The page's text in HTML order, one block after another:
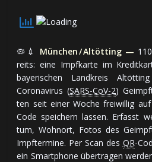
🦠💉 München / Altötting —
reits: ei­ne Impf­kar­te im
baye­ri­schen Land­kreis
Coronavirus (SARS-CoV-2)
ten seit ei­ner Wo­che frei­wil­lig
Code spei­chern las­sen. Er­fasst
tum, Wohn­ort, Fo­tos des
Impf­ter­mi­ne. Per Scan des QR-
ein Smart­phone über­tra­gen